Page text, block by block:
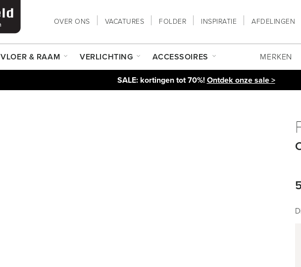
OVER ONS VACATURES FOLDER INSPIRATIE AFDELINGEN
VLOER & RAAM VERLICHTING ACCESSOIRES MERKEN
SALE: kortingen tot 70%!Ontdek onze sale >